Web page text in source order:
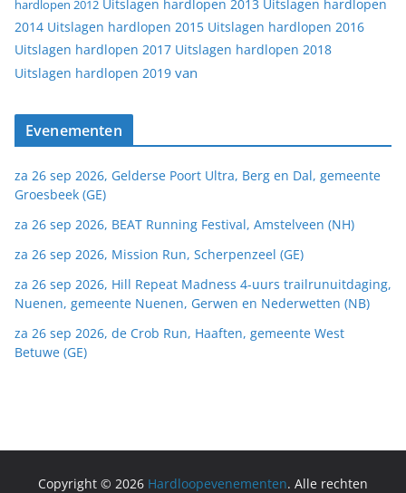
hardlopen 2012 Uitslagen hardlopen 2013 Uitslagen hardlopen
2014 Uitslagen hardlopen 2015 Uitslagen hardlopen 2016
Uitslagen hardlopen 2017 Uitslagen hardlopen 2018
Uitslagen hardlopen 2019 van
Evenementen
za 26 sep 2026, Gelderse Poort Ultra, Berg en Dal, gemeente
Groesbeek (GE)
za 26 sep 2026, BEAT Running Festival, Amstelveen (NH)
za 26 sep 2026, Mission Run, Scherpenzeel (GE)
za 26 sep 2026, Hill Repeat Madness 4-uurs trailrunuitdaging,
Nuenen, gemeente Nuenen, Gerwen en Nederwetten (NB)
za 26 sep 2026, de Crob Run, Haaften, gemeente West
Betuwe (GE)
Copyright © 2026 Hardloopevenementen. Alle rechten